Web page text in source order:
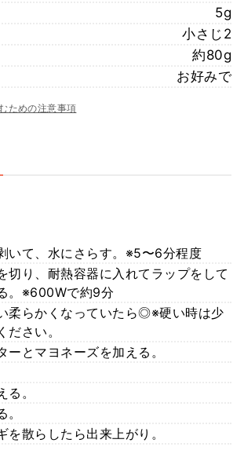
5g
小さじ2
約80g
お好みで
ための注意事項
いて、水にさらす。※5〜6分程度
切り、耐熱容器に入れてラップをして
。※600Wで約9分
柔らかくなっていたら◎※硬い時は少
ださい。
ーとマヨネーズを加える。
。
を散らしたら出来上がり。